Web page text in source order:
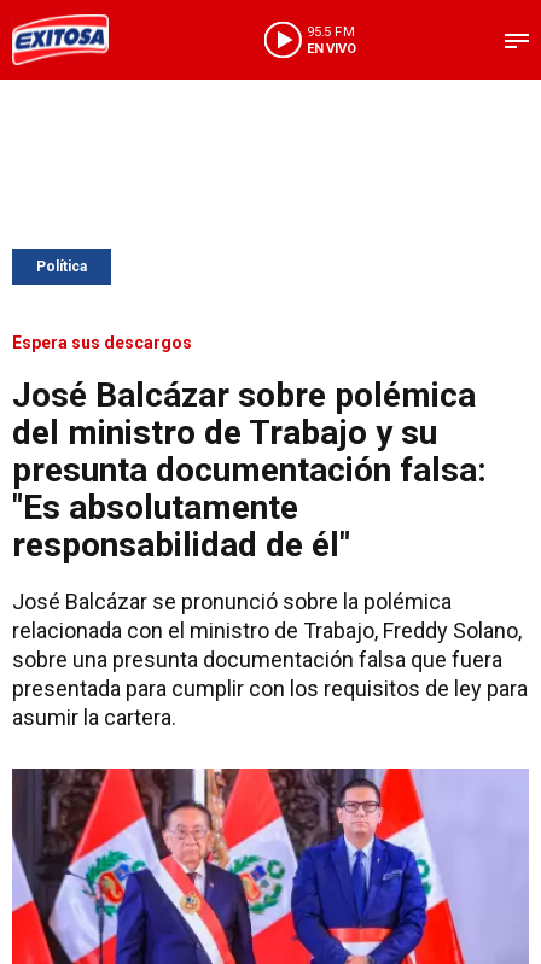
95.5 FM
EN VIVO
Política
Espera sus descargos
José Balcázar sobre polémica
del ministro de Trabajo y su
presunta documentación falsa:
"Es absolutamente
responsabilidad de él"
José Balcázar se pronunció sobre la polémica
relacionada con el ministro de Trabajo, Freddy Solano,
sobre una presunta documentación falsa que fuera
presentada para cumplir con los requisitos de ley para
asumir la cartera.